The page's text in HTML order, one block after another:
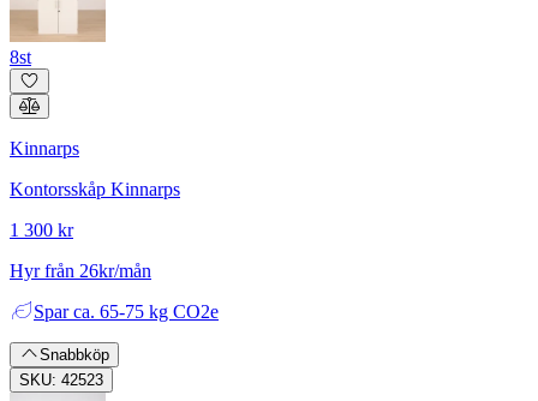
8st
Kinnarps
Kontorsskåp Kinnarps
1 300 kr
Hyr från 26kr/mån
Spar ca. 65-75 kg CO2e
Snabbköp
SKU: 42523